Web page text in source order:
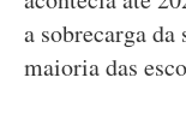
a sobrecarga
maioria das